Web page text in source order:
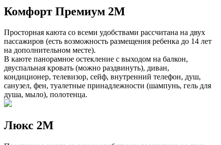
Комфорт Премиум 2М
Просторная каюта со всеми удобствами рассчитана на двух
пассажиров (есть возможность размещения ребенка до 14 лет
на дополнительном месте).
В каюте панорамное остекление с выходом на балкон,
двуспальная кровать (можно раздвинуть), диван,
кондиционер, телевизор, сейф, внутренний телефон, душ,
санузел, фен, туалетные принадлежности (шампунь, гель для
душа, мыло), полотенца.
Люкс 2М